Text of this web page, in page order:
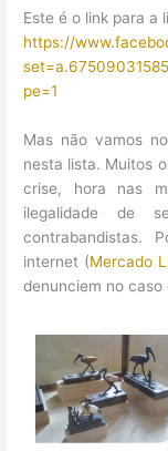
Este é o link para a
https://
pe=1
Mas não vamos
nesta lista. Muitos
crise, hora nas
ilegalidade de
contrabandistas.
internet (Mercado
denunciem no caso